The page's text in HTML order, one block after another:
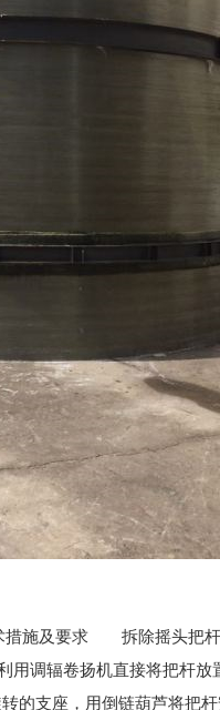
术措施及要求 拆除摇头
用调辐卷扬机直接将把
的支座，用倒链葫芦将把